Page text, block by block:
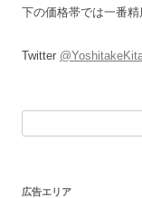
下の価格帯では一番精
Twitter
広告エリア